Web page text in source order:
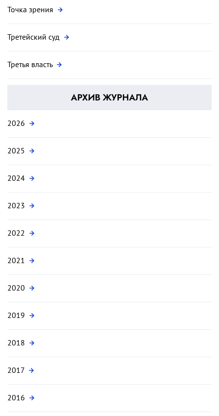
Точка зрения
Третейский суд
Третья власть
АРХИВ ЖУРНАЛА
2026
2025
2024
2023
2022
2021
2020
2019
2018
2017
2016